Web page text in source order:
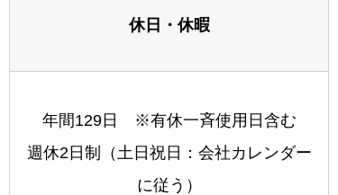
休日・休暇
年間129日 ※有休一斉使用日含む
週休2日制（土日祝日：会社カレンダー
に従う）